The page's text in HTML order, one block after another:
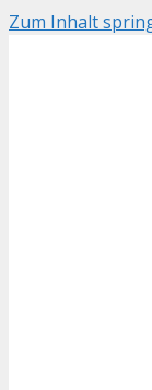
Zum Inhalt